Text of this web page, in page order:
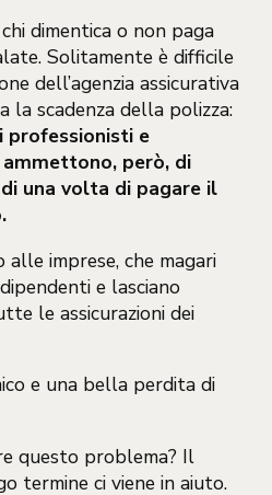
dimentica o non paga
Solitamente è difficile
dell’agenzia assicurativa
la scadenza della polizza:
e
però, di
una volta di pagare il
imprese, che magari
e lasciano
le assicurazioni dei
e una bella perdita di
questo problema? Il
termine ci viene in aiuto.